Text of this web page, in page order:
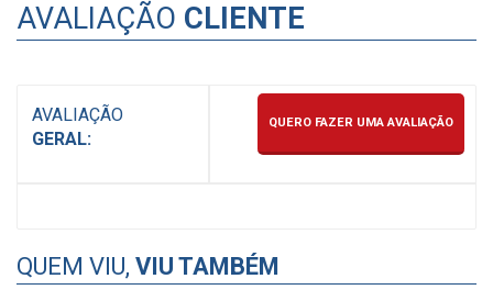
AVALIAÇÃO CLIENTE
AVALIAÇÃO
GERAL:
QUERO FAZER UMA AVALIAÇÃO
QUEM VIU, VIU TAMBÉM